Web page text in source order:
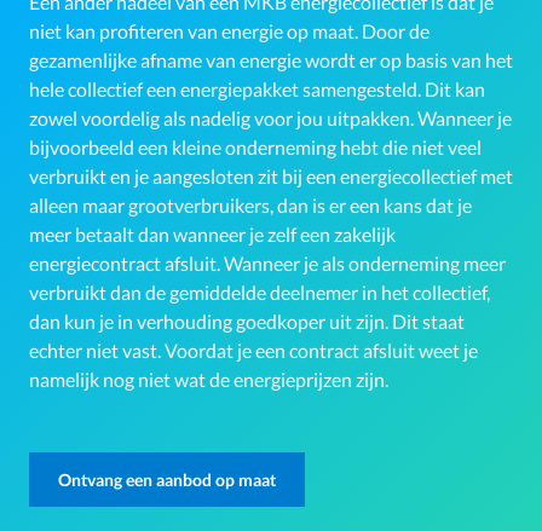
niet kan profiteren van energie op maat. Door de
gezamenlijke afname van energie wordt er op basis van het
hele collectief een energiepakket samengesteld. Dit kan
zowel voordelig als nadelig voor jou uitpakken. Wanneer je
bijvoorbeeld een kleine onderneming hebt die niet veel
verbruikt en je aangesloten zit bij een energiecollectief met
alleen maar grootverbruikers, dan is er een kans dat je
meer betaalt dan wanneer je zelf een zakelijk
energiecontract afsluit. Wanneer je als onderneming meer
verbruikt dan de gemiddelde deelnemer in het collectief,
dan kun je in verhouding goedkoper uit zijn. Dit staat
echter niet vast. Voordat je een contract afsluit weet je
namelijk nog niet wat de energieprijzen zijn.
Ontvang een aanbod op maat